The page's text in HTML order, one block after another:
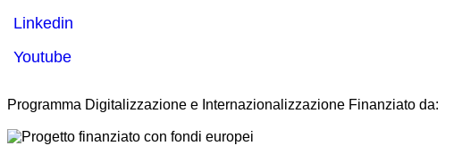
Linkedin
Youtube
Programma Digitalizzazione e Internazionalizzazione Finanziato da: